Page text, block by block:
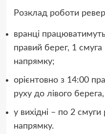
Розклад роботи
вранці
правий берег, 1
напрямку;
орієнтовно з 14:00
руху до лівого
у вихідні – по 2
напрямку.